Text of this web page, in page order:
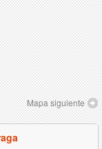
Mapa siguiente